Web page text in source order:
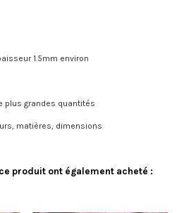
1.5mm environ
plus grandes quantités
matières, dimensions
produit ont également acheté :